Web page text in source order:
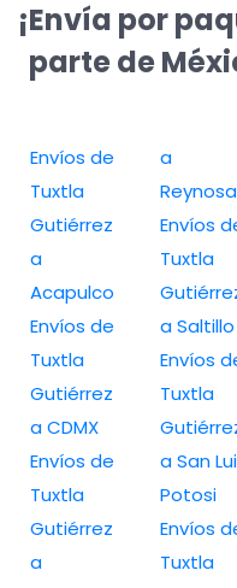
¡Envía por
parte de
Envíos de
Tuxtla
Gutiérrez
a
Acapulco
Envíos de
Tuxtla
Gutiérrez
a CDMX
Envíos de
Tuxtla
Gutiérrez
a
a
Reynosa
Envíos
Tuxtla
a Saltillo
Envíos
Tuxtla
a San
Potosi
Envíos
Tuxtla